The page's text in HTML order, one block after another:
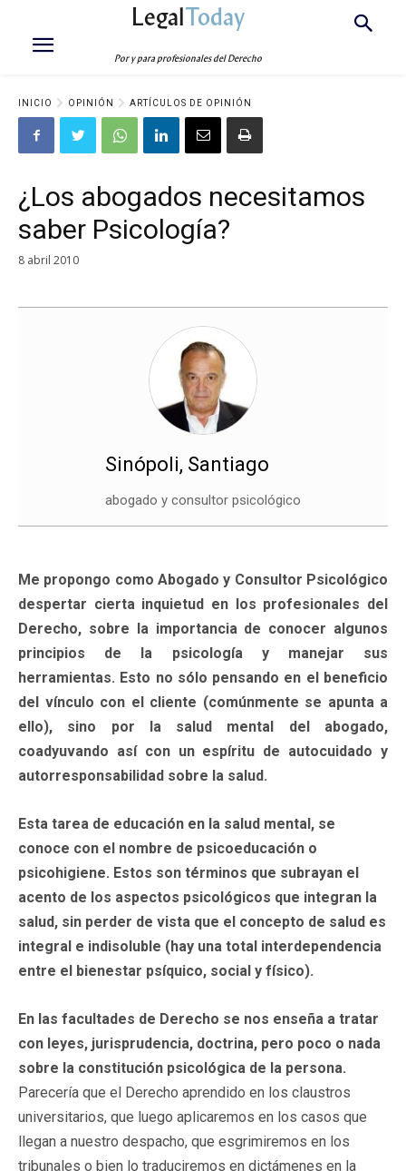
LegalToday
Por y para profesionales del Derecho
INICIO OPINIÓN ARTÍCULOS DE OPINIÓN
¿Los abogados necesitamos
saber Psicología?
8 abril 2010
Sinópoli, Santiago
abogado y consultor psicológico
Me propongo como Abogado y Consultor Psicológico
despertar cierta inquietud en los profesionales del
Derecho, sobre la importancia de conocer algunos
principios de la psicología y manejar sus
herramientas. Esto no sólo pensando en el beneficio
del vínculo con el cliente (comúnmente se apunta a
ello), sino por la salud mental del abogado,
coadyuvando así con un espíritu de autocuidado y
autorresponsabilidad sobre la salud.
Esta tarea de educación en la salud mental, se
conoce con el nombre de psicoeducación o
psicohigiene. Estos son términos que subrayan el
acento de los aspectos psicológicos que integran la
salud, sin perder de vista que el concepto de salud es
integral e indisoluble (hay una total interdependencia
entre el bienestar psíquico, social y físico).
En las facultades de Derecho se nos enseña a tratar
con leyes, jurisprudencia, doctrina, pero poco o nada
sobre la constitución psicológica de la persona.
Parecería que el Derecho aprendido en los claustros
universitarios, que luego aplicaremos en los casos que
llegan a nuestro despacho, que esgrimiremos en los
tribunales o bien lo traduciremos en dictámenes en la